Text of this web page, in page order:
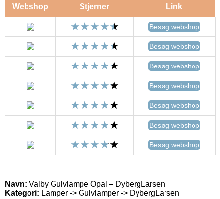
Webshop Stjerner Link
Besøg webshop
Besøg webshop
Besøg webshop
Besøg webshop
Besøg webshop
Besøg webshop
Besøg webshop
Navn: Valby Gulvlampe Opal – DybergLarsen
Kategori: Lamper -> Gulvlamper -> DybergLarsen